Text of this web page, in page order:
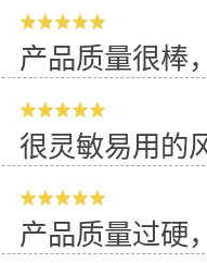
产品质量很棒
很灵敏易用的
产品质量过硬